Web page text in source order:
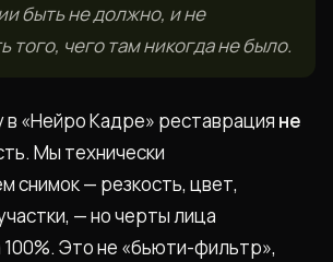
быть не должно, и не
того, чего там никогда не было.
в «Нейро Кадре» реставрация не
Мы технически
снимок — резкость, цвет,
— но черты лица
Это не «бьюти-фильтр»,